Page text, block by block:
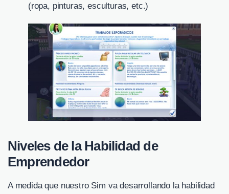
(ropa, pinturas, esculturas, etc.)
Niveles de la Habilidad de
Emprendedor
A medida que nuestro Sim va desarrollando la habilidad